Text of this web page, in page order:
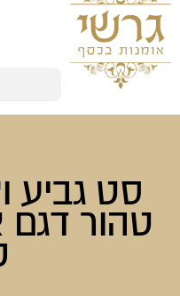
סט גביע
טהור דגם